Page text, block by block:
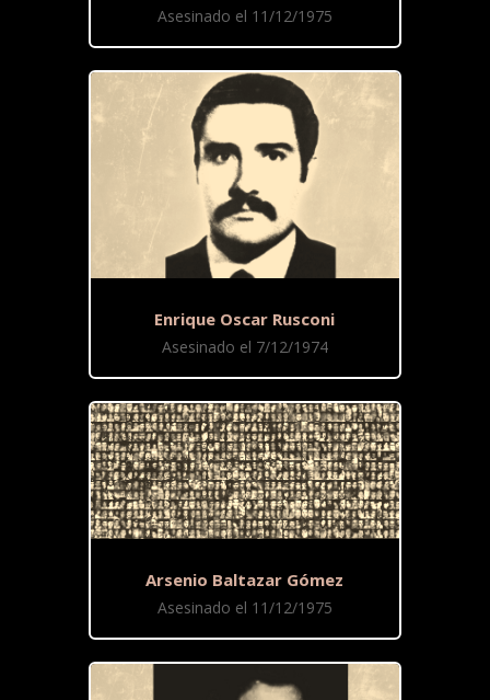
Asesinado el 11/12/1975
Enrique Oscar Rusconi
Asesinado el 7/12/1974
Arsenio Baltazar Gómez
Asesinado el 11/12/1975